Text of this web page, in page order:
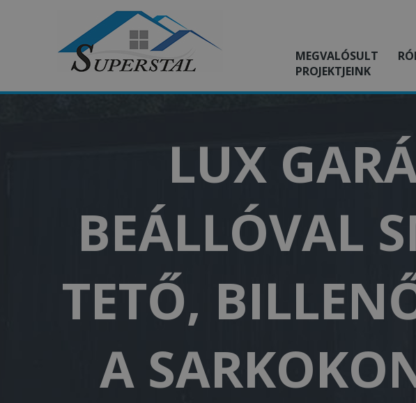
MEGVALÓSULT
PROJEKTJEINK
LUX
BEÁLLÓVAL
TETŐ,
A